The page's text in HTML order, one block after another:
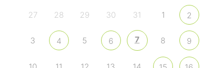
27 28 29 30 31 1 2
3 4 5 6 7 8 9